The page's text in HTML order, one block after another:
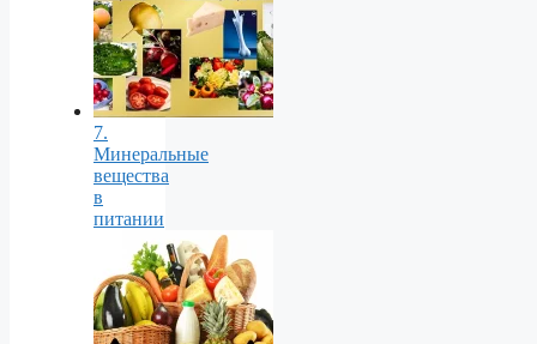
7.
Минеральные
вещества
в
питании